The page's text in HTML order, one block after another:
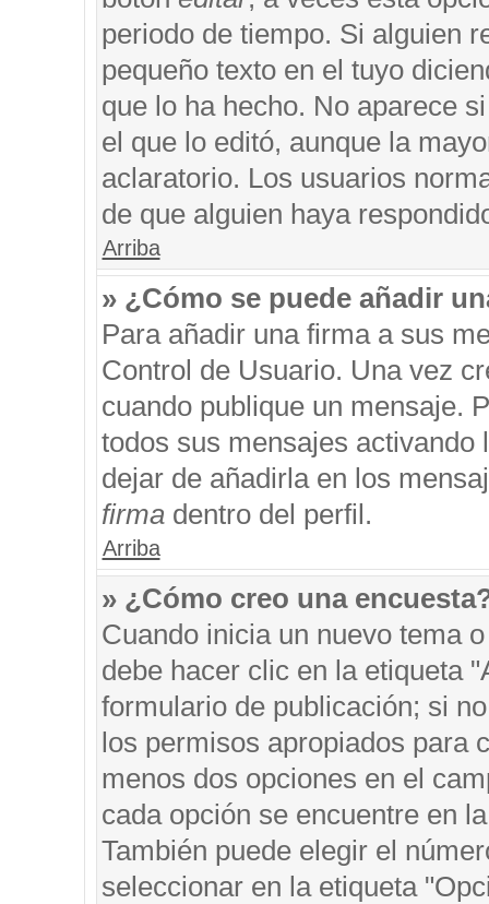
periodo de tiempo. Si alguien
pequeño texto en el tuyo
que lo ha hecho. No aparece
el que lo editó, aunque la
aclaratorio. Los usuarios
de que alguien haya
Arriba
» ¿Cómo se puede añadir
Para añadir una firma a sus
Control de Usuario. Una vez
cuando publique un mensaje.
todos sus mensajes
dejar de añadirla en los
firmadentro del perfil.
Arriba
» ¿Cómo creo una
Cuando inicia un nuevo tema
debe hacer clic en la etiqueta
formulario de publicación; si
los permisos apropiados para
menos dos opciones en el
cada opción se encuentre en
También puede elegir el
seleccionar en la etiqueta